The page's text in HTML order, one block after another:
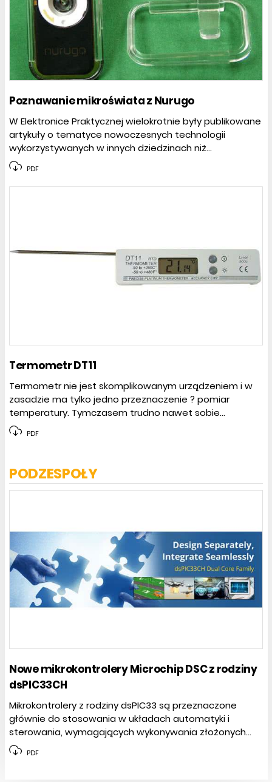
Poznawanie mikroświata z Nurugo
W Elektronice Praktycznej wielokrotnie były publikowane
artykuły o tematyce nowoczesnych technologii
wykorzystywanych w innych dziedzinach niż...
PDF
Termometr DT11
Termometr nie jest skomplikowanym urządzeniem i w
zasadzie ma tylko jedno przeznaczenie ? pomiar
temperatury. Tymczasem trudno nawet sobie...
PDF
PODZESPOŁY
Nowe mikrokontrolery Microchip DSC z rodziny
dsPIC33CH
Mikrokontrolery z rodziny dsPIC33 są przeznaczone
głównie do stosowania w układach automatyki i
sterowania, wymagających wykonywania złożonych...
PDF